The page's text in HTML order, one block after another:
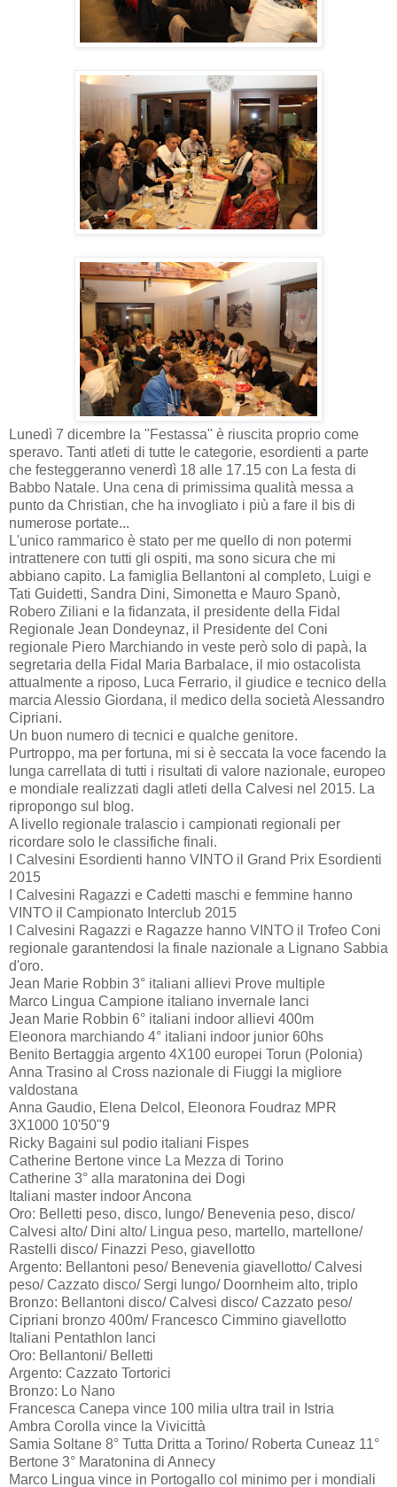
Lunedì 7 dicembre la "Festassa" è riuscita proprio come
speravo. Tanti atleti di tutte le categorie, esordienti a parte
che festeggeranno venerdì 18 alle 17.15 con La festa di
Babbo Natale. Una cena di primissima qualità messa a
punto da Christian, che ha invogliato i più a fare il bis di
numerose portate...
L'unico rammarico è stato per me quello di non potermi
intrattenere con tutti gli ospiti, ma sono sicura che mi
abbiano capito. La famiglia Bellantoni al completo, Luigi e
Tati Guidetti, Sandra Dini, Simonetta e Mauro Spanò,
Robero Ziliani e la fidanzata, il presidente della Fidal
Regionale Jean Dondeynaz, il Presidente del Coni
regionale Piero Marchiando in veste però solo di papà, la
segretaria della Fidal Maria Barbalace, il mio ostacolista
attualmente a riposo, Luca Ferrario, il giudice e tecnico della
marcia Alessio Giordana, il medico della società Alessandro
Cipriani.
Un buon numero di tecnici e qualche genitore.
Purtroppo, ma per fortuna, mi si è seccata la voce facendo la
lunga carrellata di tutti i risultati di valore nazionale, europeo
e mondiale realizzati dagli atleti della Calvesi nel 2015. La
ripropongo sul blog.
A livello regionale tralascio i campionati regionali per
ricordare solo le classifiche finali.
I Calvesini Esordienti hanno VINTO il Grand Prix Esordienti
2015
I Calvesini Ragazzi e Cadetti maschi e femmine hanno
VINTO il Campionato Interclub 2015
I Calvesini Ragazzi e Ragazze hanno VINTO il Trofeo Coni
regionale garantendosi la finale nazionale a Lignano Sabbia
d'oro.
Jean Marie Robbin 3° italiani allievi Prove multiple
Marco Lingua Campione italiano invernale lanci
Jean Marie Robbin 6° italiani indoor allievi 400m
Eleonora marchiando 4° italiani indoor junior 60hs
Benito Bertaggia argento 4X100 europei Torun (Polonia)
Anna Trasino al Cross nazionale di Fiuggi la migliore
valdostana
Anna Gaudio, Elena Delcol, Eleonora Foudraz MPR
3X1000 10'50"9
Ricky Bagaini sul podio italiani Fispes
Catherine Bertone vince La Mezza di Torino
Catherine 3° alla maratonina dei Dogi
Italiani master indoor Ancona
Oro: Belletti peso, disco, lungo/ Benevenia peso, disco/
Calvesi alto/ Dini alto/ Lingua peso, martello, martellone/
Rastelli disco/ Finazzi Peso, giavellotto
Argento: Bellantoni peso/ Benevenia giavellotto/ Calvesi
peso/ Cazzato disco/ Sergi lungo/ Doornheim alto, triplo
Bronzo: Bellantoni disco/ Calvesi disco/ Cazzato peso/
Cipriani bronzo 400m/ Francesco Cimmino giavellotto
Italiani Pentathlon lanci
Oro: Bellantoni/ Belletti
Argento: Cazzato Tortorici
Bronzo: Lo Nano
Francesca Canepa vince 100 milia ultra trail in Istria
Ambra Corolla vince la Vivicittà
Samia Soltane 8° Tutta Dritta a Torino/ Roberta Cuneaz 11°
Bertone 3° Maratonina di Annecy
Marco Lingua vince in Portogallo col minimo per i mondiali